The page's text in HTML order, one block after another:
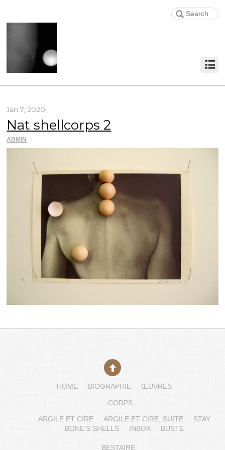
Jan 7, 2020
Nat shellcorps 2
ADMIN /
HOME BIOGRAPHIE ŒUVRES
CORPS
ARGILE ET CIRE ARGILE ET CIRE, SUITE
STAY
BONE’S SHELLS
INBOX BUSTE
BESTAIRE